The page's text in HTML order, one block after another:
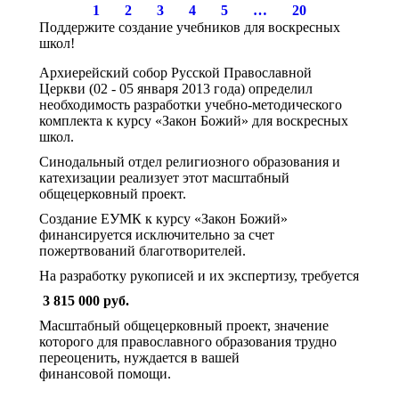
1 2 3 4 5 …
20
Поддержите создание учебников для воскресных
школ!
Архиерейский собор Русской Православной
Церкви (02 - 05 января 2013 года) определил
необходимость разработки учебно-методического
комплекта к курсу «Закон Божий» для воскресных
школ.
Синодальный отдел религиозного образования и
катехизации реализует этот масштабный
общецерковный проект.
Создание ЕУМК к курсу «Закон Божий»
финансируется исключительно за счет
пожертвований благотворителей.
На разработку рукописей и их экспертизу, требуется
3 815 000 руб.
Масштабный общецерковный проект, значение
которого для православного образования трудно
переоценить, нуждается в вашей
финансовой помощи.